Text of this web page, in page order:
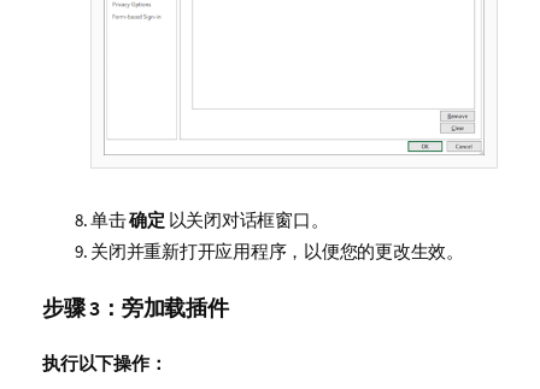
单击确定 以关闭对话框窗口。
关闭并重新打开应用程序，以便您的更改生效。
步骤 3：旁加载插件
执行以下操作：